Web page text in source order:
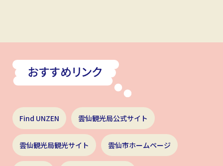
Find UNZEN 雲仙観光局公式サイト
雲仙観光局観光サイト 雲仙市ホームページ